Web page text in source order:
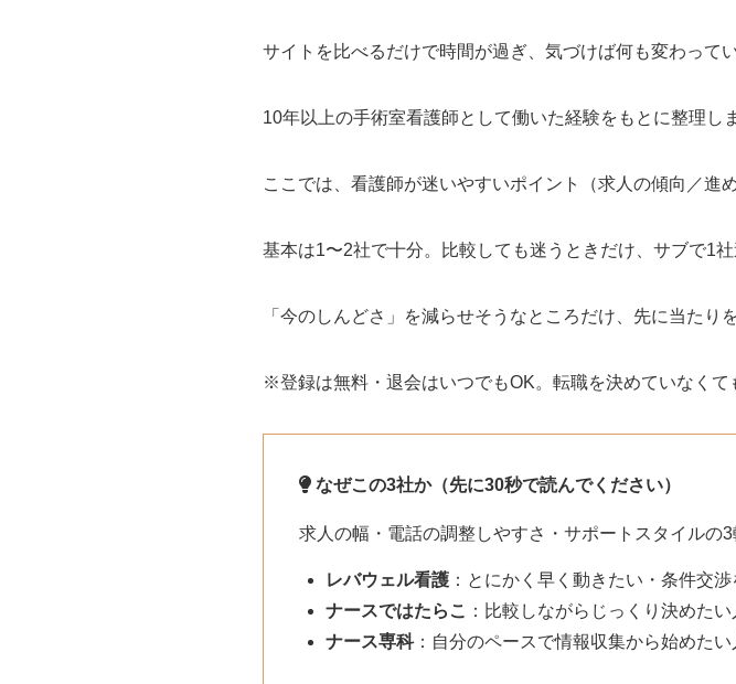
サイトを比べるだけで時間が過ぎ、気づけば何も変わってい
10年以上の手術室看護師として働いた経験をもとに整理し
ここでは、看護師が迷いやすいポイント（求人の傾向／進
基本は1〜2社で十分。比較しても迷うときだけ、サブで1社
「今のしんどさ」を減らせそうなところだけ、先に当たり
※登録は無料・退会はいつでもOK。転職を決めていなくて
なぜこの3社か（先に30秒で読んでください）
求人の幅・電話の調整しやすさ・サポートスタイルの3
レバウェル看護 ：とにかく早く動きたい・条件交
ナースではたらこ
：比較しながらじっくり決めたい
ナース専科：自分のペースで情報収集から始めたい